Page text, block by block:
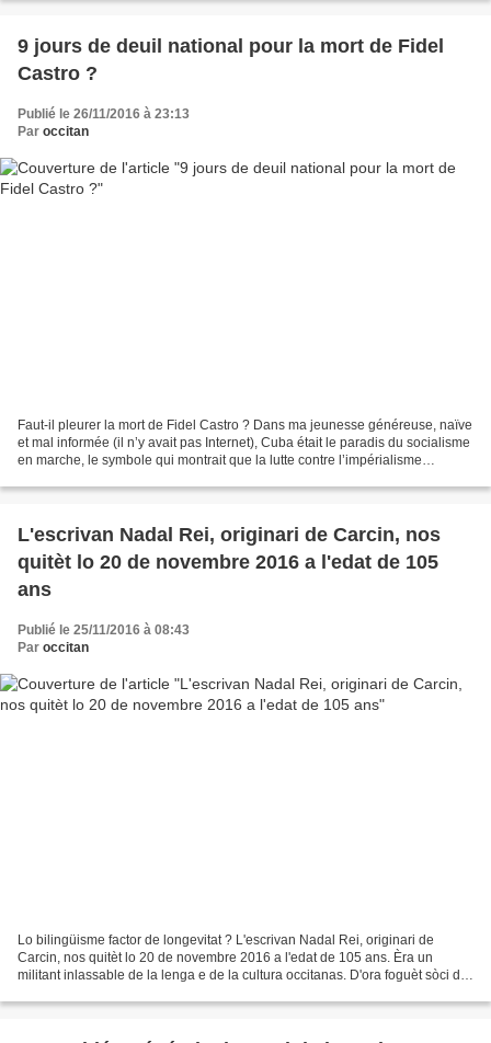
9 jours de deuil national pour la mort de Fidel
Castro ?
Publié le 26/11/2016 à 23:13
Par occitan
Faut-il pleurer la mort de Fidel Castro ? Dans ma jeunesse généreuse, naïve
et mal informée (il n’y avait pas Internet), Cuba était le paradis du socialisme
en marche, le symbole qui montrait que la lutte contre l’impérialisme
L'escrivan Nadal Rei, originari de Carcin, nos
quitèt lo 20 de novembre 2016 a l'edat de 105
ans
Publié le 25/11/2016 à 08:43
Par occitan
Lo bilingüisme factor de longevitat ? L'escrivan Nadal Rei, originari de
Carcin, nos quitèt lo 20 de novembre 2016 a l'edat de 105 ans. Èra un
militant inlassable de la lenga e de la cultura occitanas. D'ora foguèt sòci de